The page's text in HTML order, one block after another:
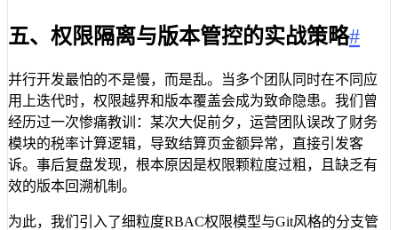
五、权限隔离与版本管控的实战策略#
并行开发最怕的不是慢，而是乱。当多个团队同时在不同应
用上迭代时，权限越界和版本覆盖会成为致命隐患。我们曾
经历过一次惨痛教训：某次大促前夕，运营团队误改了财务
模块的税率计算逻辑，导致结算页金额异常，直接引发客
诉。事后复盘发现，根本原因是权限颗粒度过粗，且缺乏有
效的版本回溯机制。
为此，我们引入了细粒度RBAC权限模型与Git风格的分支管